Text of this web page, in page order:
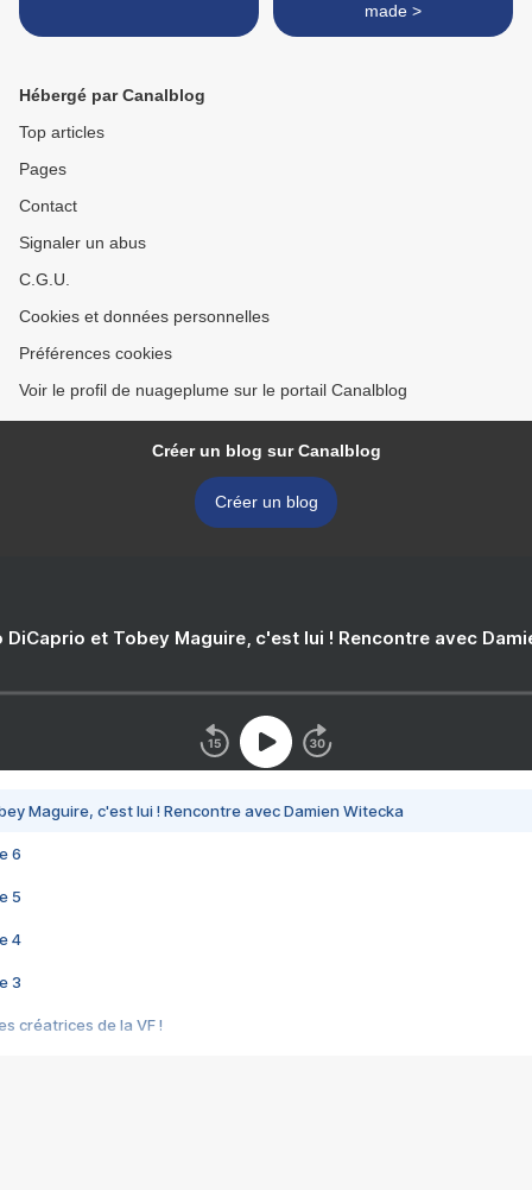
made >
Hébergé par Canalblog
Top articles
Pages
Contact
Signaler un abus
C.G.U.
Cookies et données personnelles
Préférences cookies
Voir le profil de nuageplume sur le portail Canalblog
Créer un blog sur Canalblog
Créer un blog
DiCaprio et Tobey Maguire, c'est lui ! Rencontre avec
Maguire, c'est lui ! Rencontre avec Damien Witecka
6
5
4
3
créatrices de la VF !